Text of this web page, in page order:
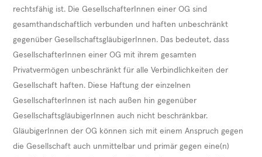
rechtsfähig ist. Die GesellschafterInnen einer OG sind
gesamthandschaftlich verbunden und haften unbeschränkt
gegenüber GesellschaftsgläubigerInnen. Das bedeutet, dass
GesellschafterInnen einer OG mit ihrem gesamten
Privatvermögen unbeschränkt für alle Verbindlichkeiten der
Gesellschaft haften. Diese Haftung der einzelnen
GesellschafterInnen ist nach außen hin gegenüber
GesellschaftsgläubigerInnen auch nicht beschränkbar.
GläubigerInnen der OG können sich mit einem Anspruch gegen
die Gesellschaft auch unmittelbar und primär gegen eine(n)